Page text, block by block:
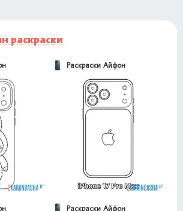
раскраски
Раскраски Айфон
Раскраски Айфон